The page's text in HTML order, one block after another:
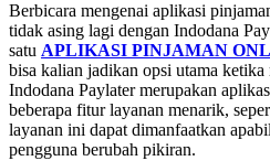
Berbicara mengenai aplikasi
tidak asing lagi dengan Indodana
satu APLIKASI PINJAMAN
bisa kalian jadikan opsi utama ketika
Indodana Paylater merupakan
beberapa fitur layanan menarik,
layanan ini dapat dimanfaatkan
pengguna berubah pikiran.